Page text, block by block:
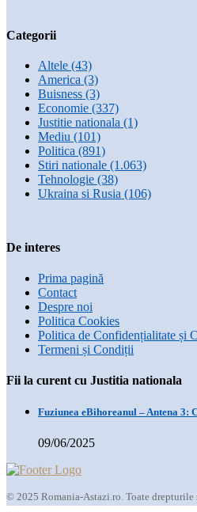
Categorii
Altele (43)
America (3)
Buisness (3)
Economie (337)
Justitie nationala (1)
Mediu (101)
Politica (891)
Stiri nationale (1.063)
Tehnologie (38)
Ukraina si Rusia (106)
De interes
Prima pagină
Contact
Despre noi
Politica Cookies
Politica de Confidențialitate și
Termeni și Condiții
Fii la curent cu Justitia nationala
Fuziunea eBihoreanul – Antena
09/06/2025
© 2025 Romania-Astazi.ro. Toate drepturile